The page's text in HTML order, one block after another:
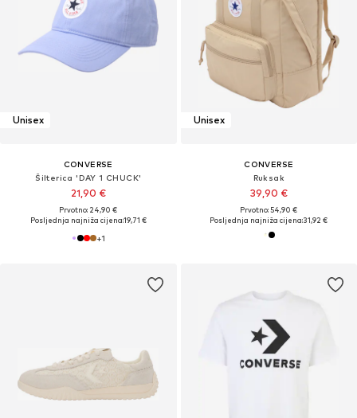
Unisex
CONVERSE
Šilterica 'DAY 1 CHUCK'
21,90 €
Prvotno: 24,90 €
Posljednja najniža cijena:19,71 €
+1
Unisex
CONVERSE
Ruksak
39,90 €
Prvotno: 54,90 €
Posljednja najniža cijena:31,92 €